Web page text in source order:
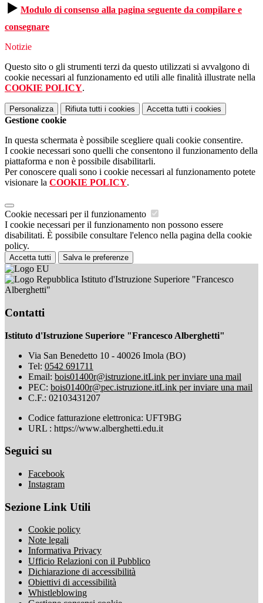
▶️ Modulo di consenso alla pagina seguente da compilare e
consegnare
Notizie
Questo sito o gli strumenti terzi da questo utilizzati si avvalgono di
cookie necessari al funzionamento ed utili alle finalità illustrate nella
COOKIE POLICY.
Personalizza Rifiuta tutti i cookies Accetta tutti i cookies
Gestione cookie
In questa schermata è possibile scegliere quali cookie consentire.
I cookie necessari sono quelli che consentono il funzionamento della
piattaforma e non è possibile disabilitarli.
Per conoscere quali sono i cookie necessari al funzionamento potete
visionare la COOKIE POLICY.
Cookie necessari per il funzionamento
I cookie necessari per il funzionamento non possono essere
disabilitati. È possibile consultare l'elenco nella pagina della cookie
policy.
Accetta tutti Salva le preferenze
Istituto d'Istruzione Superiore "Francesco
Alberghetti"
Contatti
Istituto d'Istruzione Superiore "Francesco Alberghetti"
Via San Benedetto 10 - 40026 Imola (BO)
Tel: 0542 691711
Email: bois01400r@istruzione.itLink per inviare una mail
PEC: bois01400r@pec.istruzione.itLink per inviare una mail
C.F.: 02103431207
Codice fatturazione elettronica: UFT9BG
URL : https://www.alberghetti.edu.it
Seguici su
Facebook
Instagram
Sezione Link Utili
Cookie policy
Note legali
Informativa Privacy
Ufficio Relazioni con il Pubblico
Dichiarazione di accessibilità
Obiettivi di accessibilità
Whistleblowing